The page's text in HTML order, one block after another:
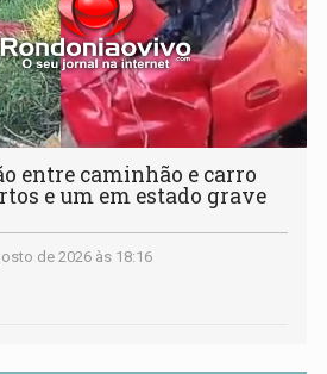
entre caminhão e carro
e um em estado grave
de 2026 às 18:16